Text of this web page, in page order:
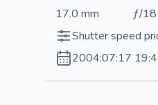
17.0 mm
ƒ/18
Shutter speed
2004:07:17